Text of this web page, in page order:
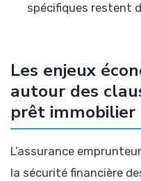
spécifiques restent
Les enjeux
autour des
prêt immobilier
L’assurance
la sécurité financière